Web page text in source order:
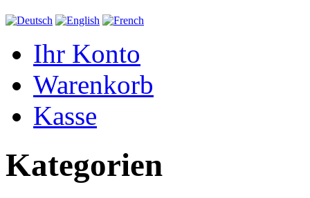
Ihr Konto
Warenkorb
Kasse
Kategorien